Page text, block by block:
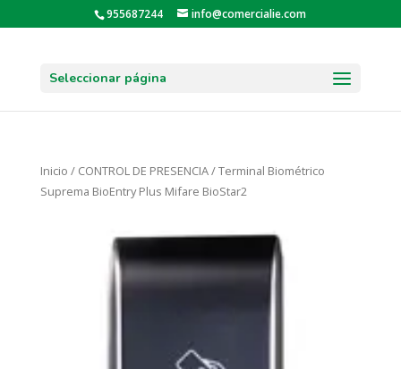
955687244 info@comercialie.com
Seleccionar página
Inicio / CONTROL DE PRESENCIA/ Terminal Biométrico
Suprema BioEntry Plus Mifare BioStar2